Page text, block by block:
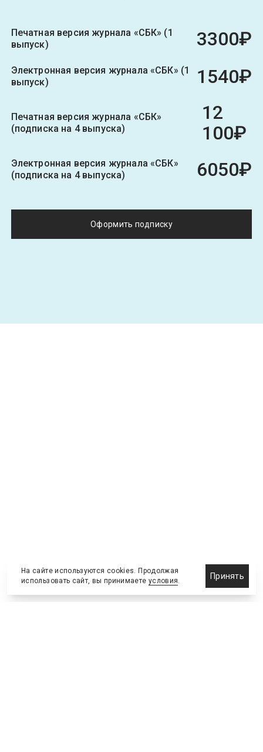
Печатная версия журнала «СБК» (1
выпуск)
3300₽
Электронная версия журнала «СБК» (1
выпуск)
1540₽
Печатная версия журнала «СБК»
(подписка на 4 выпуска)
12
100₽
Электронная версия журнала «СБК»
(подписка на 4 выпуска)
6050₽
Оформить подписку
На сайте используются cookies. Продолжая
использовать сайт, вы принимаете условия.
Принять